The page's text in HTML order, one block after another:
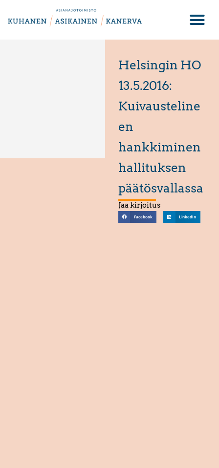
Helsingin HO
13.5.2016:
Kuivausteline
en
hankkiminen
hallituksen
päätösvallassa
Jaa kirjoitus
Facebook LinkedIn